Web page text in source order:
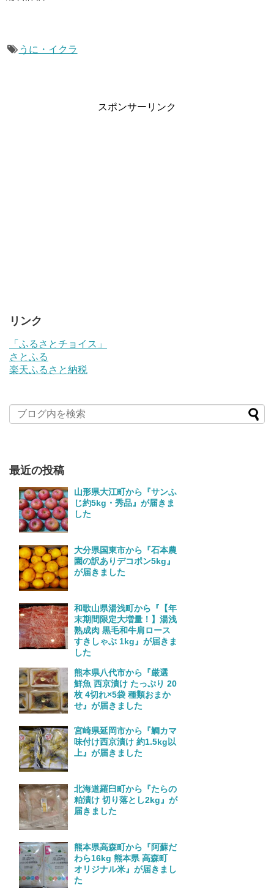
うに・イクラ
スポンサーリンク
リンク
「ふるさとチョイス」
さとふる
楽天ふるさと納税
最近の投稿
山形県大江町から『サンふ
じ約5kg・秀品』が届きま
した
大分県国東市から『石本農
園の訳ありデコポン5kg』
が届きました
和歌山県湯浅町から『【年
末期間限定大増量！】湯浅
熟成肉 黒毛和牛肩ロース
すきしゃぶ 1kg』が届きま
した
熊本県八代市から『厳選
鮮魚 西京漬け たっぷり 20
枚 4切れ×5袋 種類おまか
せ』が届きました
宮崎県延岡市から『鯛カマ
味付け西京漬け 約1.5kg以
上』が届きました
北海道羅臼町から『たらの
粕漬け 切り落とし2kg』が
届きました
熊本県高森町から『阿蘇だ
わら16kg 熊本県 高森町
オリジナル米』が届きまし
た